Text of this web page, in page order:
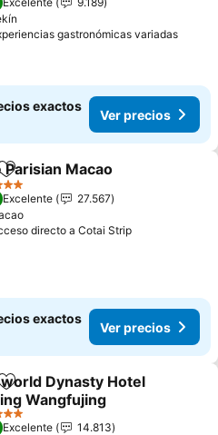
gastronómicas variadas
exactos
Ver precios
Agregar a favoritos
Parisian Macao
Excelente
27.567
directo a Cotai Strip
exactos
Ver precios
Agregar a favoritos
Dynasty Hotel
Wangfujing
Excelente
14.813